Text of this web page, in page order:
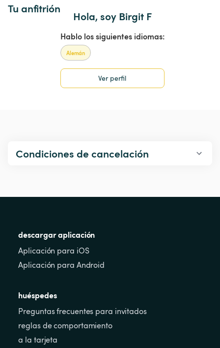
Tu anfitrión
Hola, soy Birgit F
Hablo los siguientes idiomas:
Alemán
Ver perfil
Condiciones de cancelación
descargar aplicación
Aplicación para iOS
Aplicación para Android
huéspedes
Preguntas frecuentes para invitados
reglas de comportamiento
a la tarjeta